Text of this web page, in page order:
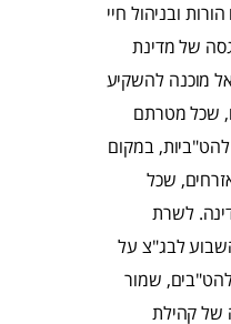
ובניהול חיי
של מדינת
מוכנה להשקיע
שכל מטרתם
במקום
שכל
לשרת
לבג"צ על
שמור
של קהילת